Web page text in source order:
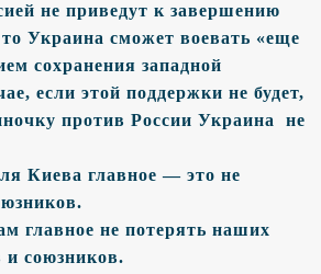
не приведут к завершению
Украина сможет воевать «еще
сохранения западной
если этой поддержки не будет,
против России Украина не
Киева главное — это не
главное не потерять наших
и союзников.